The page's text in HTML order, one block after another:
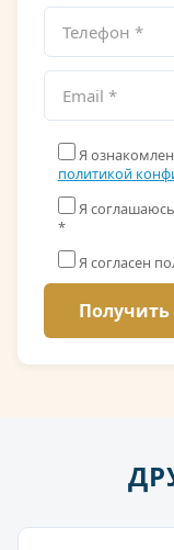
Я
политикой
Я
*
Я согласен